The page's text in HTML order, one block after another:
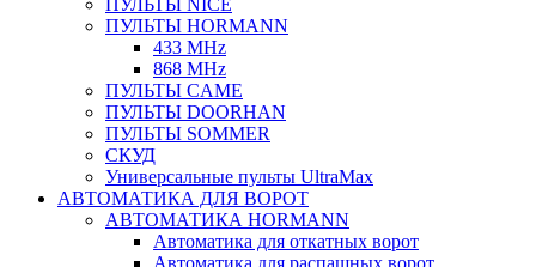
ПУЛЬТЫ NICE
ПУЛЬТЫ HORMANN
433 MHz
868 MHz
ПУЛЬТЫ CAME
ПУЛЬТЫ DOORHAN
ПУЛЬТЫ SOMMER
СКУД
Универсальные пульты UltraMax
АВТОМАТИКА ДЛЯ ВОРОТ
АВТОМАТИКА HORMANN
Автоматика для откатных ворот
Автоматика для распашных ворот